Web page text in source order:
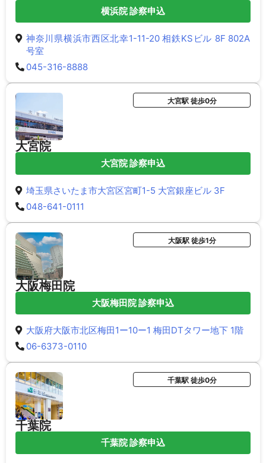
横浜院 診察申込
神奈川県横浜市西区北幸1-11-20 相鉄KSビル 8F 802A
号室
045-316-8888
大宮院
大宮駅 徒歩0分
大宮院 診察申込
埼玉県さいたま市大宮区宮町1-5 大宮銀座ビル 3F
048-641-0111
大阪梅田院
大阪駅 徒歩1分
大阪梅田院 診察申込
大阪府大阪市北区梅田1ー10ー1 梅田DTタワー地下 1階
06-6373-0110
千葉院
千葉駅 徒歩0分
千葉院 診察申込